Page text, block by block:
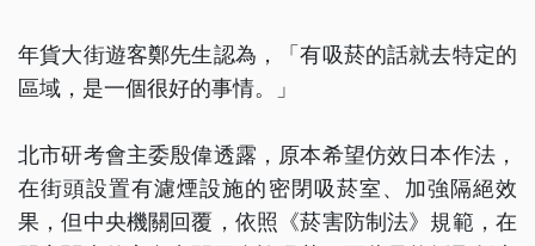
年貨大街遊客鄭先生認為，「有吸菸的話就去特定的
區域，是一個很好的事情。」
北市研考會主委殷偉透露，原本希望仿效日本作法，
在街頭設置有濾煙設施的密閉吸菸室、加強隔絕效
果，但中央機關回覆，依照《菸害防制法》規範，在